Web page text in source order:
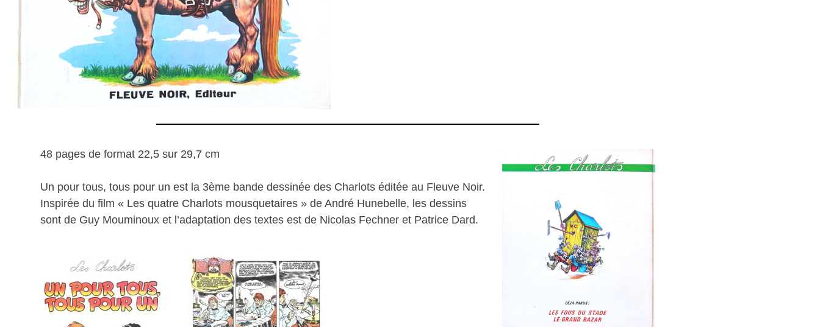
48 pages de format 22,5 sur 29,7 cm
Un pour tous, tous pour un est la 3ème bande dessinée des Charlots éditée au Fleuve Noir.
Inspirée du film « Les quatre Charlots mousquetaires » de André Hunebelle, les dessins
sont de Guy Mouminoux et l’adaptation des textes est de Nicolas Fechner et Patrice Dard.